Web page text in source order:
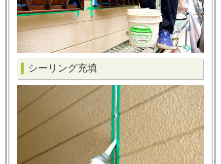
シーリング充填